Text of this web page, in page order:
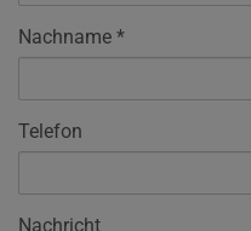
Nachname
Telefon
Nachricht